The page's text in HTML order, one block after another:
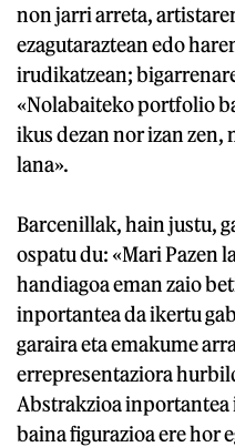
non jarri arreta,
ezagutaraztean edo
irudikatzean;
«Nolabaiteko portfolio
ikus dezan nor izan zen,
lana».
Barcenillak, hain justu,
ospatu du: «Mari Pazen
handiagoa eman zaio
inportantea da ikertu
garaira eta emakume
errepresentaziora
Abstrakzioa inportantea
baina figurazioa ere hor